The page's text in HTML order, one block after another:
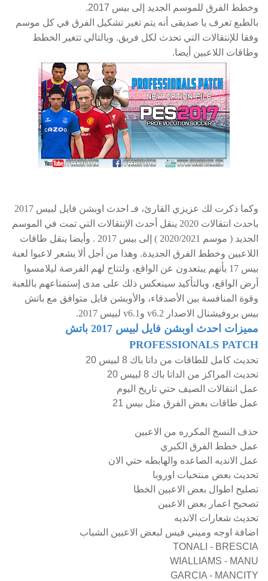
وخطط الفرق للموسم الجديد إلى بيس 2017.
بالطبع تعرف يا صديقى أنه يتم تغير تشكيل الفرق في كل موسم
وفقا للإنتقالات التي تحدث لكل فريق. وبالتالي تتغير الخطط
وطاقات اللاعبين أيضا.
وكما ذكرت لك عزيزي القارئ، فـ احدث اوبشن فايل لبيس 2017
باحدث انتقالات 2020 ينقل أحدث الإنتقالات التي تمت في الموسم
الجديد ( موسم 2020/2021 ) إلى بيس 2017 . وأيضا ينقل طاقات
اللاعبين وخطط الفرق الجديدة. وهذا من أجل ألا يشعر لاعبوا لعبة
بيس 17 بأنهم يبتعدون عن الواقع، ولتتاح لهم الفرصة ليلامسوا
أرض الواقع، وبالتأكيد سينعكس ذلك على مدى إستمتاعهم باللعبة
وقوة المنافسة بين الأصدقاء، والأوبشن فايل متوافق مع باتش
بيس بروفيشنال الاصدار v6.2 وv6.1 لبيس 2017.
مميزات احدث اوبشن فايل لبيس 2017 باتش
PROFESSIONALS PATCH
تحديث كامل للطاقات من داتا باك 8 لبيس 20
تحديث المراكز من الداتا باك 8 لبيس 20
عمل انتقالات الصيف حتي تاريخ اليوم
عمل طاقات بعض الفرق مثل بيس 21
حذف النسخ المكرره من الاعبين
عمل خطط الفرق الكبري
عمل الانديه الصاعده والهابطه حتي الان
تحديث بعض منتخبات اوروبا
تصليح اطوال بعض الاعبين الخطا
تصحيح اعمار بعض الاعبين
تحديث شعارات الانديه
اضافة اوجه وميني فيس لبعض الاعبين الشباب
TONALI - BRESCIA
WIALLIAMS - MANU
GARCIA - MANCITY